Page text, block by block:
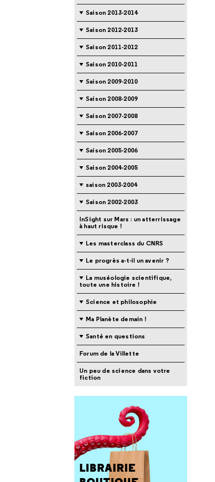
Saison 2013-2014
Saison 2012-2013
Saison 2011-2012
Saison 2010-2011
Saison 2009-2010
Saison 2008-2009
Saison 2007-2008
Saison 2006-2007
Saison 2005-2006
Saison 2004-2005
saison 2003-2004
Saison 2002-2003
InSight sur Mars : un atterrissage
à haut risque !
Les masterclass du CNRS
Le progrès a-t-il un avenir ?
La muséologie scientifique,
toute une histoire !
Science et philosophie
Ma Planète demain !
Santé en questions
Forum de la Villette
Un peu de science dans votre
fiction
LIBRAIRIE